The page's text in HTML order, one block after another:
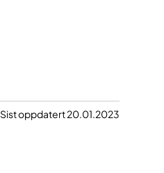
Sist oppdatert 20.01.2023